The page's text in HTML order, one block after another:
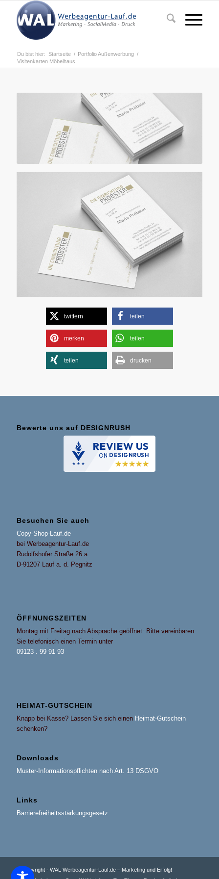
Du bist hier: Startseite / Portfolio Außenwerbung /
Visitenkarten Möbelhaus
twittern teilen
merken teilen
teilen drucken
Bewerte uns auf DESIGNRUSH
REVIEW US
ON DESIGNRUSH
Besuchen Sie auch
Copy-Shop-Lauf.de
bei Werbeagentur-Lauf.de
Rudolfshofer Straße 26 a
D-91207 Lauf a. d. Pegnitz
ÖFFNUNGSZEITEN
Montag mit Freitag nach Absprache geöffnet: Bitte vereinbaren
Sie telefonisch einen Termin unter
09123 . 99 91 93
HEIMAT-GUTSCHEIN
Knapp bei Kasse? Lassen Sie sich einen Heimat-Gutschein
schenken?
Downloads
Muster-Informationspflichten nach Art. 13 DSGVO
Links
Barrierefreiheitsstärkungsgesetz
© Copyright - WAL Werbeagentur-Lauf.de – Marketing und Erfolg!